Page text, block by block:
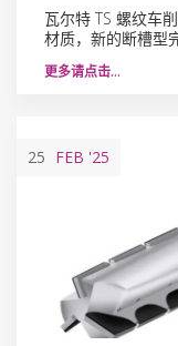
瓦尔特 TS 螺纹车
材质，新的断槽型
更多请点击…
25 FEB '25